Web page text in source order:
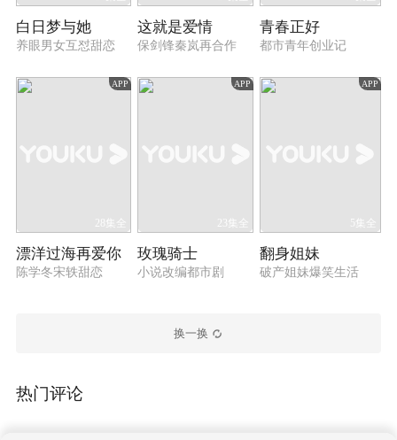
白日梦与她
养眼男女互怼甜恋
这就是爱情
保剑锋秦岚再合作
青春正好
都市青年创业记
APP
28集全
漂洋过海再爱你
陈学冬宋轶甜恋
APP
23集全
玫瑰骑士
小说改编都市剧
APP
5集全
翻身姐妹
破产姐妹爆笑生活
换一换
热门评论